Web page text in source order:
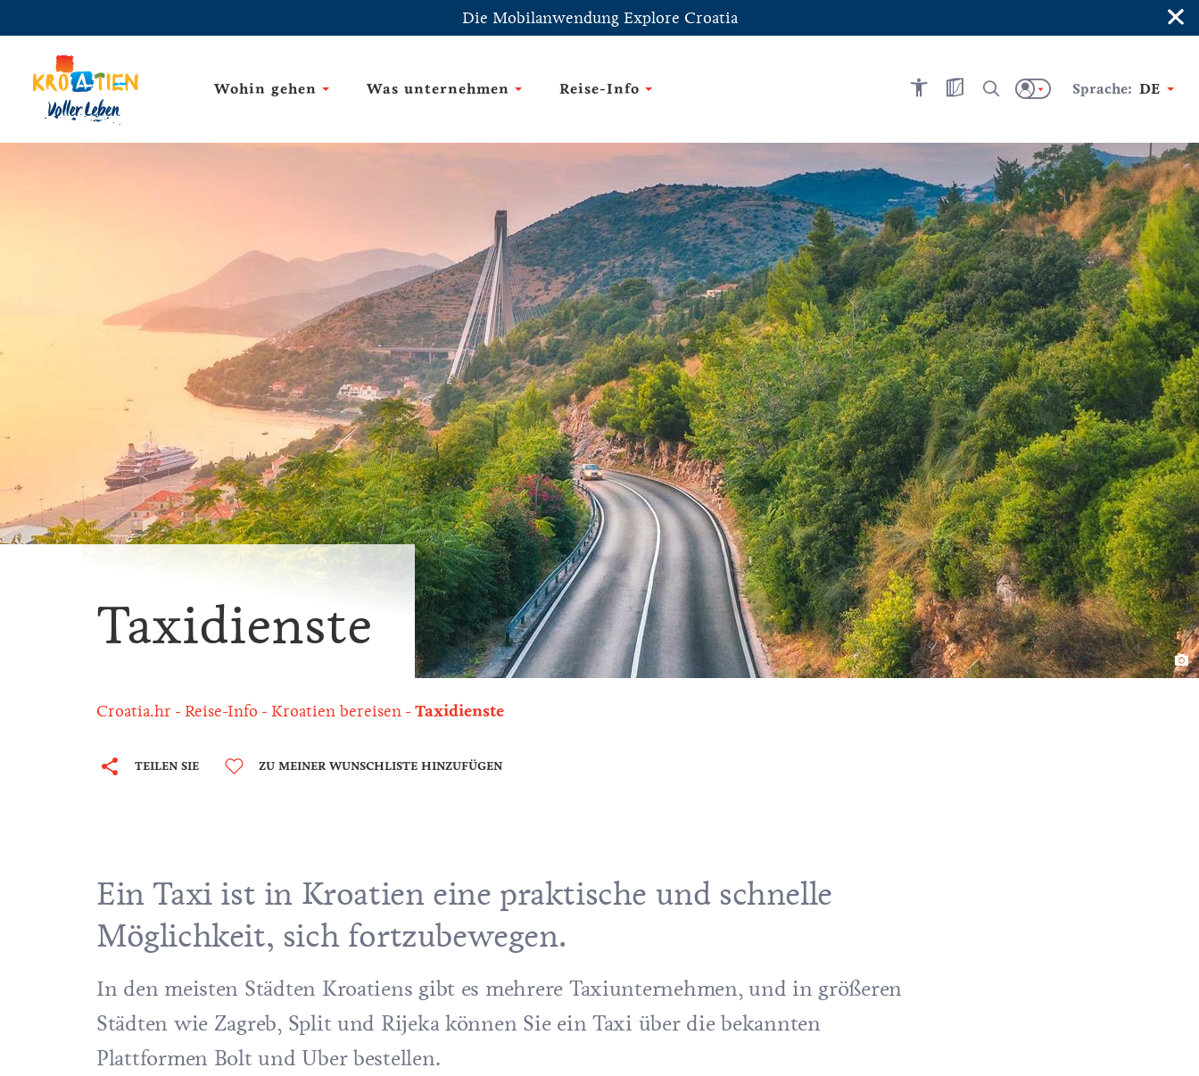
Die Mobilanwendung Explore Croatia ×
Wohin gehen Was unternehmen Reise-Info Sprache: DE
Taxidienste
Croatia.hr Reise-Info Kroatien bereisen Taxidienste
TEILEN SIE ZU MEINER WUNSCHLISTE HINZUFÜGEN
Ein Taxi ist in Kroatien eine praktische und schnelle
Möglichkeit, sich fortzubewegen.
In den meisten Städten Kroatiens gibt es mehrere Taxiunternehmen, und in größeren
Städten wie Zagreb, Split und Rijeka können Sie ein Taxi über die bekannten
Plattformen Bolt und Uber bestellen.